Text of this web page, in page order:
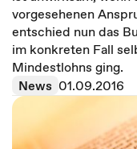
vorgesehenen
entschied nun das
im konkreten Fall
Mindestlohns ging.
News 01.09.2016